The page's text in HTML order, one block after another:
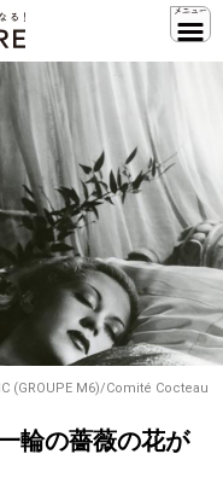
(GROUPE M6)/Comité Cocteau
輪の薔薇の花が